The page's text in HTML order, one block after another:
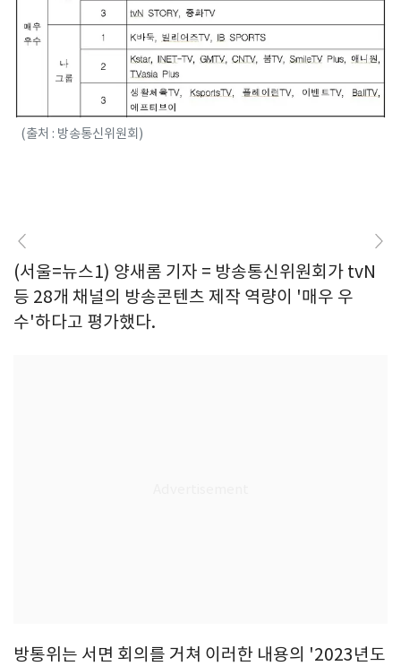
(출처 : 방송통신위원회)
(서울=뉴스1) 양새롬 기자 = 방송통신위원회가 tvN
등 28개 채널의 방송콘텐츠 제작 역량이 '매우 우
수'하다고 평가했다.
방통위는 서면 회의를 거쳐 이러한 내용의 '2023년도